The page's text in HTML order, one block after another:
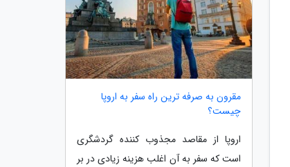
مقرون به صرفه ترین راه سفر به اروپا
چیست؟
اروپا از مقاصد مجذوب کننده گردشگری
است که سفر به آن اغلب هزینه زیادی در بر